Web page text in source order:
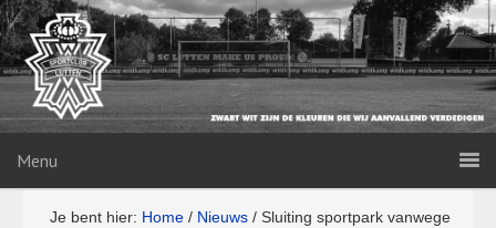
Menu
Je bent hier: Home / Nieuws / Sluiting sportpark vanwege